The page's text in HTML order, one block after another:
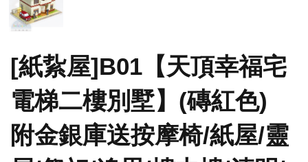
[紙紥屋]B01【天頂幸福宅
電梯二樓別墅】(磚紅色)
附金銀庫送按摩椅/紙屋/靈